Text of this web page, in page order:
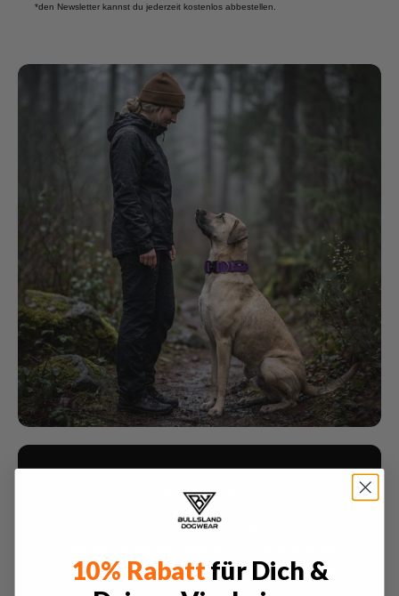
*den Newsletter kannst du jederzeit kostenlos abbestellen.
Unsere Philosophie
Hundehalsbänder, Leinen und Geschirre müssen sicher
sein! Doch das ist gerade oft nicht der Fall. Schlechte
Auswahl, insbesondere für große Hunde, sind leider nicht
unüblich. Als Besitzer eines großen Hundes kennen wir
10% Rabatt für Dich &